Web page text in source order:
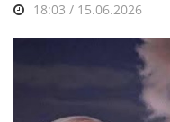
18:03 / 15.06.2026